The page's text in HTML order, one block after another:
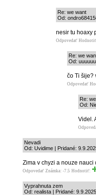
Re: we want
Od:
nesir tu hoaxy
Odpovedať
Re: we
Od:
čo Ti šije?
Odpovedať
Re:
Od:
Videl.
Nevadi
Od: Uvidime | Pridané:
Zima v chyzi a nouze nauci
Odpovedať Známka: -7.5 Hodnotiť:
Vyprahnuta zem
Od: realista | Pridané: